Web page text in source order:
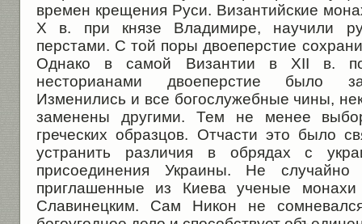
времен крещения Руси. Византийские
X в. при князе Владимире, научили
перстами. С той поры двоеперстие
Однако в самой Византии в XII в.
несторианами двоеперстие было
Изменились и все богослужебные чины,
заменены другими. Тем не менее
греческих образцов. Отчасти это было
устранить различия в обрядах с
присоединения Украины. Не случайно
приглашенные из Киева ученые
Славинецким. Сам Никон не